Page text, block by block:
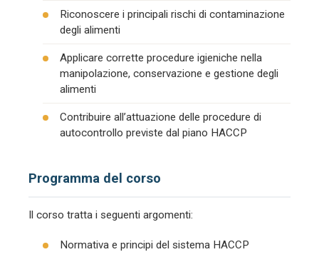
Riconoscere i principali rischi di contaminazione
degli alimenti
Applicare corrette procedure igieniche nella
manipolazione, conservazione e gestione degli
alimenti
Contribuire all’attuazione delle procedure di
autocontrollo previste dal piano HACCP
Programma del corso
Il corso tratta i seguenti argomenti:
Normativa e principi del sistema HACCP